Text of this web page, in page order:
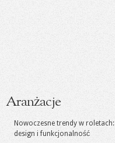
Aranżacje
Nowoczesne trendy w roletach:
design i funkcjonalność